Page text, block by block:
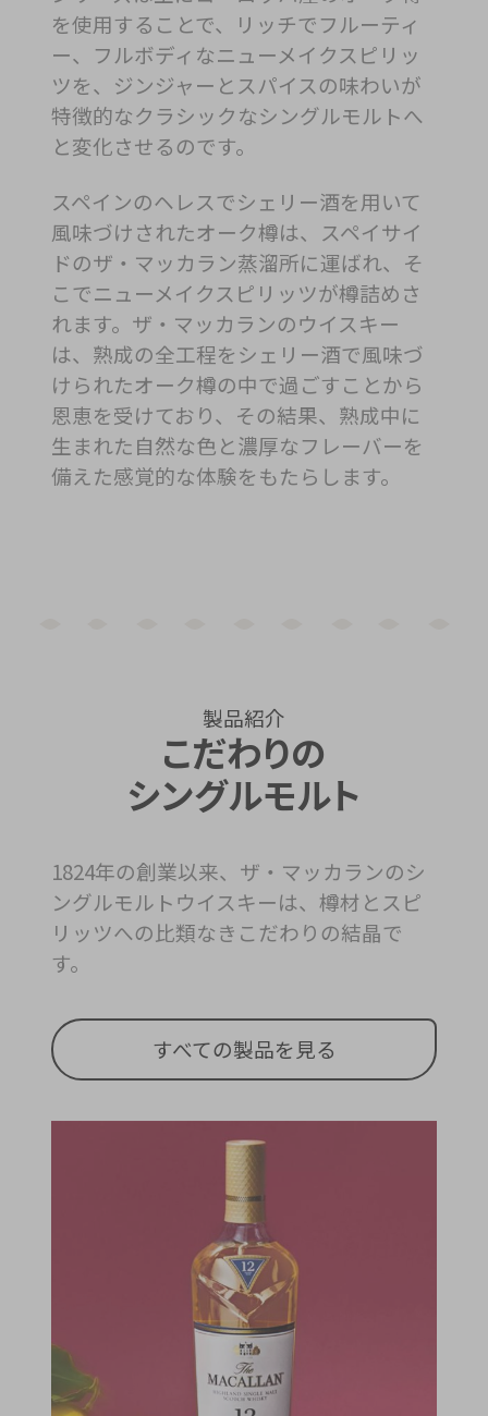
を使用することで、リッチでフルーティ
ー、フルボディなニューメイクスピリッ
ツを、ジンジャーとスパイスの味わいが
特徴的なクラシックなシングルモルトへ
と変化させるのです。
スペインのヘレスでシェリー酒を用いて
風味づけされたオーク樽は、スペイサイ
ドのザ・マッカラン蒸溜所に運ばれ、そ
こでニューメイクスピリッツが樽詰めさ
れます。ザ・マッカランのウイスキー
は、熟成の全工程をシェリー酒で風味づ
けられたオーク樽の中で過ごすことから
恩恵を受けており、その結果、熟成中に
生まれた自然な色と濃厚なフレーバーを
備えた感覚的な体験をもたらします。
製品紹介
こだわりの
シングルモルト
1824年の創業以来、ザ・マッカランのシ
ングルモルトウイスキーは、樽材とスピ
リッツへの比類なきこだわりの結晶で
す。
すべての製品を見る